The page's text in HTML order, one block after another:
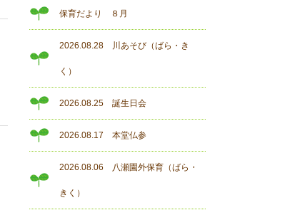
保育だより ８月
2026.08.28 川あそび（ばら・き
く）
2026.08.25 誕生日会
2026.08.17 本堂仏参
2026.08.06 八瀬園外保育（ばら・
きく）